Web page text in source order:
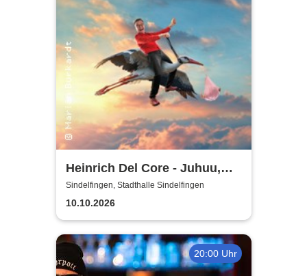
Heinrich Del Core - Juhuu,
meine Frau wird Oma
Sindelfingen, Stadthalle Sindelfingen
10.10.2026
20:00 Uhr